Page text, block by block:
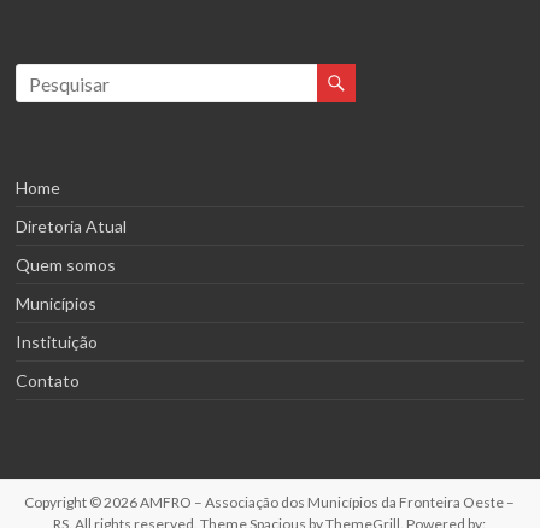
Home
Diretoria Atual
Quem somos
Municípios
Instituição
Contato
Copyright © 2026AMFRO – Associação dos Municípios da Fronteira Oeste –
RS . All rights reserved. ThemeSpacious by ThemeGrill. Powered by: